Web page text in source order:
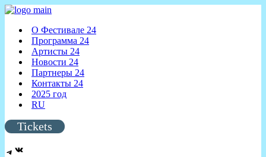
О Фестивале 24
Программа 24
Артисты 24
Новости 24
Партнеры 24
Контакты 24
2025 год
RU
Tickets
Telegram
VK